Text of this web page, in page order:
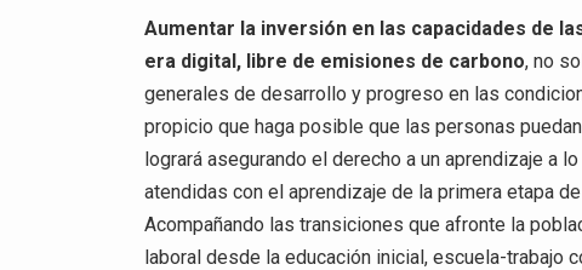
Aumentar la inversión en las capacidades de
era digital, libre de emisiones de carbono, no
generales de desarrollo y progreso en las
propicio que haga posible que las personas
logrará asegurando el derecho a un aprendizaje a
atendidas con el aprendizaje de la primera etapa
Acompañando las transiciones que afronte la
laboral desde la educación inicial, escuela-trabajo